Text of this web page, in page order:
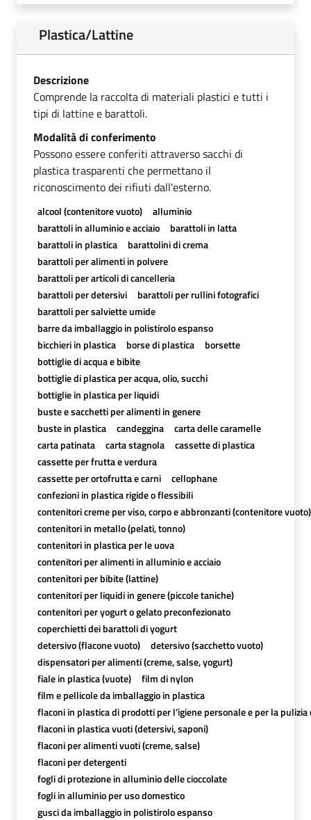
Plastica/Lattine
Descrizione
Comprende la raccolta di materiali plastici e tutti i
tipi di lattine e barattoli.
Modalità di conferimento
Possono essere conferiti attraverso sacchi di
plastica trasparenti che permettano il
riconoscimento dei rifiuti dall'esterno.
alcool (contenitore vuoto)
alluminio
barattoli in alluminio e acciaio
barattoli in latta
barattoli in plastica
barattolini di crema
barattoli per alimenti in polvere
barattoli per articoli di cancelleria
barattoli per detersivi
barattoli per rullini fotografici
barattoli per salviette umide
barre da imballaggio in polistirolo espanso
bicchieri in plastica
borse di plastica
borsette
bottiglie di acqua e bibite
bottiglie di plastica per acqua, olio, succhi
bottiglie in plastica per liquidi
buste e sacchetti per alimenti in genere
buste in plastica
candeggina
carta delle caramelle
carta patinata
carta stagnola
cassette di plastica
cassette per frutta e verdura
cassette per ortofrutta e carni
cellophane
confezioni in plastica rigide o flessibili
contenitori creme per viso, corpo e abbronzanti (contenitore vuoto)
contenitori in metallo (pelati, tonno)
contenitori in plastica per le uova
contenitori per alimenti in alluminio e acciaio
contenitori per bibite (lattine)
contenitori per liquidi in genere (piccole taniche)
contenitori per yogurt o gelato preconfezionato
coperchietti dei barattoli di yogurt
detersivo (flacone vuoto)
detersivo (sacchetto vuoto)
dispensatori per alimenti (creme, salse, yogurt)
fiale in plastica (vuote)
film di nylon
film e pellicole da imballaggio in plastica
flaconi in plastica di prodotti per l’igiene personale e per la pulizia
flaconi in plastica vuoti (detersivi, saponi)
flaconi per alimenti vuoti (creme, salse)
flaconi per detergenti
fogli di protezione in alluminio delle cioccolate
fogli in alluminio per uso domestico
gusci da imballaggio in polistirolo espanso